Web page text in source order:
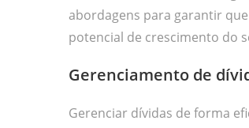
abordagens para garantir
potencial de crescimento do
Gerenciamento de
Gerenciar dívidas de forma